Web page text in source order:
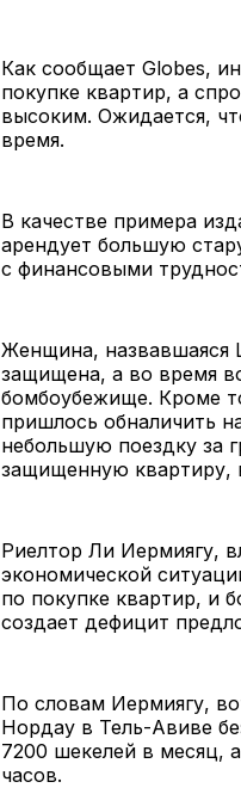
Как сообщает Globes,
покупке квартир, а
высоким. Ожидается,
время.
В качестве примера
арендует большую
с финансовыми
Женщина, назвавшаяся
защищена, а во время
бомбоубежище. Кроме
пришлось обналичить
небольшую поездку за
защищенную квартиру,
Риелтор Ли Иермиягу,
экономической
по покупке квартир, и
создает дефицит
По словам Иермиягу,
Нордау в Тель-Авиве
7200 шекелей в месяц,
часов.